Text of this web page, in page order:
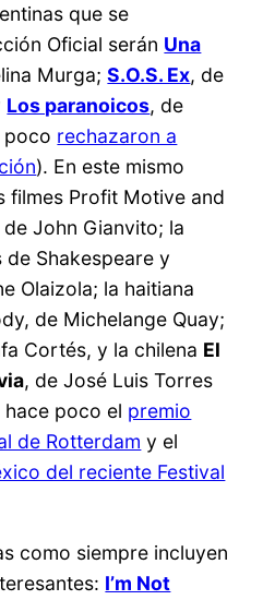
que se
Oficial serán Una
Murga;S.O.S. Ex, de
Los paranoicos, de
poco rechazaron a
). En este mismo
filmes Profit Motive and
John Gianvito; la
Shakespeare y
Olaizola; la haitiana
de Michelange Quay;
Cortés, y la chilena El
, de José Luis Torres
poco el premio
de Rotterdam y el
del reciente Festival
como siempre incluyen
I’m Not